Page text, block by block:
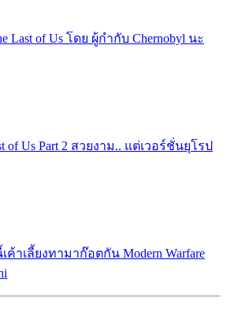
Last of Us โดย ผู้กำกับ Chernobyl นะ
of Us Part 2 สวยงาม.. แต่เวอร์ชั่นยุโรป
าเลี้ยงทามาก๊อตกัน Modern Warfare